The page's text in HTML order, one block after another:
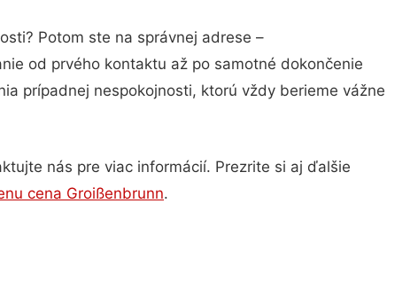
Potom ste na správnej adrese –
od prvého kontaktu až po samotné dokončenie
prípadnej nespokojnosti, ktorú vždy berieme vážne
nás pre viac informácií. Prezrite si aj ďalšie
cena Groißenbrunn.